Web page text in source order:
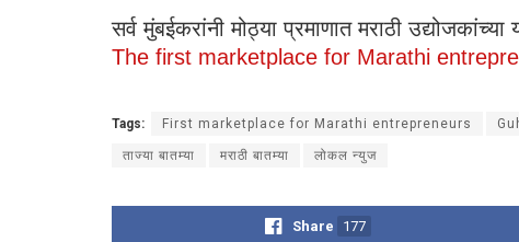
सर्व मुंबईकरांनी मोठ्या प्रमाणात मराठी
The first marketplace for Marathi
Tags: First marketplace for Marathi entrepreneurs
ताज्या बातम्या मराठी बातम्या लोकल न्युज
Share 177